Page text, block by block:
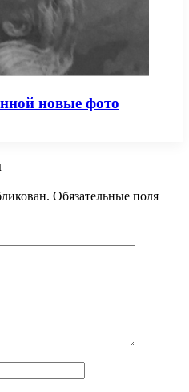
новые фото
Обязательные поля